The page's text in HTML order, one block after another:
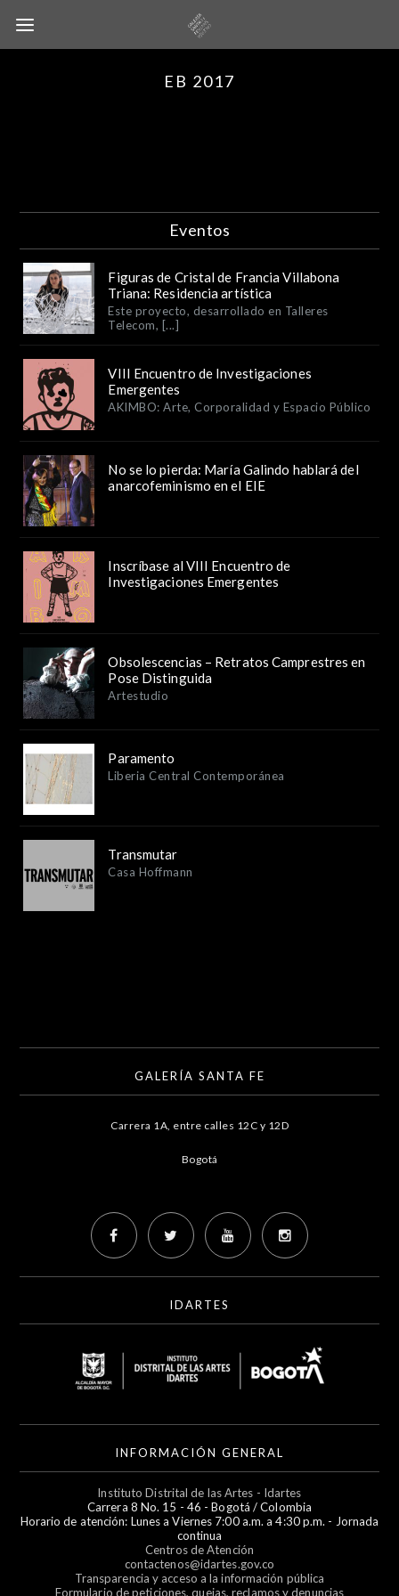
EB 2017
Eventos
Figuras de Cristal de Francia Villabona
Triana: Residencia artística
Este proyecto, desarrollado en Talleres
Telecom, [...]
VIII Encuentro de Investigaciones
Emergentes
AKIMBO: Arte, Corporalidad y Espacio Público
No se lo pierda: María Galindo hablará del
anarcofeminismo en el EIE
Inscríbase al VIII Encuentro de
Investigaciones Emergentes
Obsolescencias – Retratos Camprestres en
Pose Distinguida
Artestudio
Paramento
Liberia Central Contemporánea
Transmutar
Casa Hoffmann
GALERÍA SANTA FE
Carrera 1A, entre calles 12C y 12D
Bogotá
IDARTES
INFORMACIÓN GENERAL
Instituto Distrital de las Artes - Idartes
Carrera 8 No. 15 - 46 - Bogotá / Colombia
Horario de atención: Lunes a Viernes 7:00 a.m. a 4:30 p.m. - Jornada
continua
Centros de Atención
contactenos@idartes.gov.co
Transparencia y acceso a la información pública
Formulario de peticiones, quejas, reclamos y denuncias